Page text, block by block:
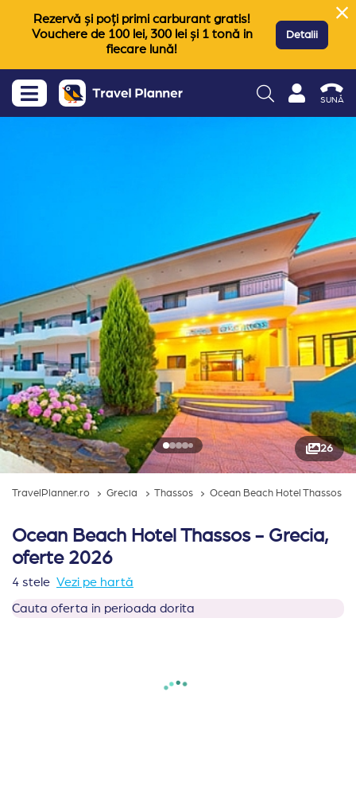
Rezervă și poți primi carburant gratis!
Vouchere de 100 lei, 300 lei și 1 tonă in
fiecare lună!
Detalii
SUNĂ
26
TravelPlanner.ro Grecia Thassos Ocean Beach Hotel Thassos
Ocean Beach Hotel Thassos - Grecia,
oferte 2026
4 stele Vezi pe hartă
Cauta oferta in perioada dorita